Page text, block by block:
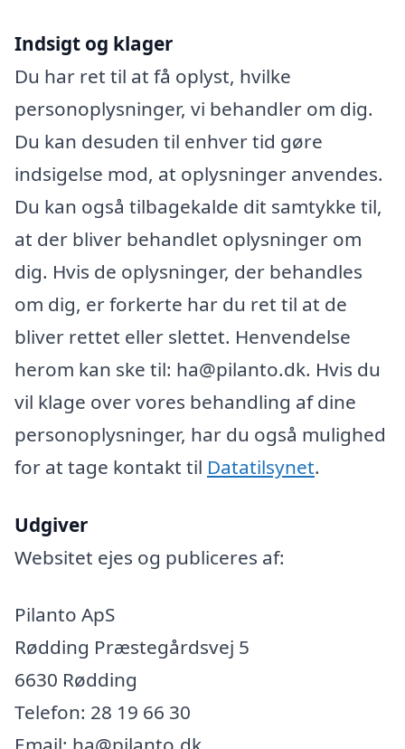
Indsigt og klager
Du har ret til at få oplyst, hvilke
personoplysninger, vi behandler om dig.
Du kan desuden til enhver tid gøre
indsigelse mod, at oplysninger anvendes.
Du kan også tilbagekalde dit samtykke til,
at der bliver behandlet oplysninger om
dig. Hvis de oplysninger, der behandles
om dig, er forkerte har du ret til at de
bliver rettet eller slettet. Henvendelse
herom kan ske til: ha@pilanto.dk. Hvis du
vil klage over vores behandling af dine
personoplysninger, har du også mulighed
for at tage kontakt til Datatilsynet.
Udgiver
Websitet ejes og publiceres af:
Pilanto ApS
Rødding Præstegårdsvej 5
6630 Rødding
Telefon: 28 19 66 30